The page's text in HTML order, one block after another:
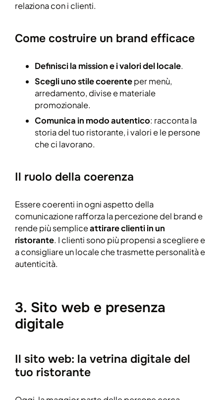
relaziona con i clienti.
Come costruire un brand efficace
Definisci la mission e i valori del locale.
Scegli uno stile coerenteper menù,
arredamento, divise e materiale
promozionale.
Comunica in modo autentico: racconta la
storia del tuo ristorante, i valori e le persone
che ci lavorano.
Il ruolo della coerenza
Essere coerenti in ogni aspetto della
comunicazione rafforza la percezione del brand e
rende più sempliceattirare clienti in un
ristorante. I clienti sono più propensi a scegliere e
a consigliare un locale che trasmette personalità e
autenticità.
3. Sito web e presenza
digitale
Il sito web: la vetrina digitale del
tuo ristorante